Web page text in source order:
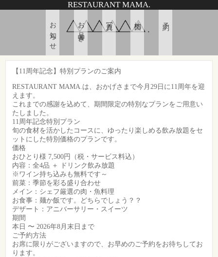
RESTAURANT MAMA.
お知らせ お品書き
【11周年記念】特別プランのご案内
RESTAURANT MAMA.は、おかげさまで今月29日に11周年を迎
えます。
これまでの感謝を込めて、期間限定の特別なプランをご用意い
たしました。
​11周年記念特別プラン
​旬の食材を活かしたコースに、ゆったり楽しめる飲み放題をセ
ットにした特別価格のプランです。
​価格
おひとり様 7,500円（税・サービス料込）
​内容：全4品 ＋ ドリンク飲み放題
※ワイン持ち込みも無料です～
​前菜：季節を彩る盛り合わせ
​メイン：シェフ厳選の肉・魚料理
​お食事：麺か飯です。どちらでしょう？？
​デザート：アニバーサリー・スイーツ
​期間
本日 〜 2026年8月末日まで
​ご予約方法
​お席に限りがございますので、お早めのご予約をお待ちしてお
ります。